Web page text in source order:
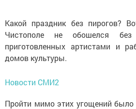
Какой праздник без пирогов?
Чистополе не обошелся
приготовленных артистами и
домов культуры.
Новости СМИ2
Пройти мимо этих угощений было